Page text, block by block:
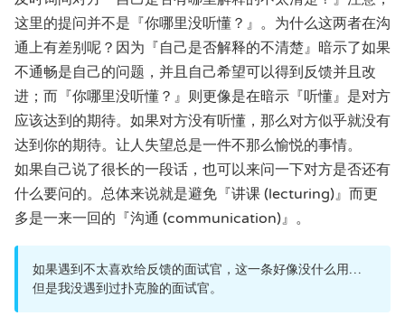
这里的提问并不是『你哪里没听懂？』。为什么这两者在沟
通上有差别呢？因为『自己是否解释的不清楚』暗示了如果
不通畅是自己的问题，并且自己希望可以得到反馈并且改
进；而『你哪里没听懂？』则更像是在暗示『听懂』是对方
应该达到的期待。如果对方没有听懂，那么对方似乎就没有
达到你的期待。让人失望总是一件不那么愉悦的事情。
如果自己说了很长的一段话，也可以来问一下对方是否还有
什么要问的。总体来说就是避免『讲课 (lecturing)』而更
多是一来一回的『沟通 (communication)』。
如果遇到不太喜欢给反馈的面试官，这一条好像没什么用…
但是我没遇到过扑克脸的面试官。